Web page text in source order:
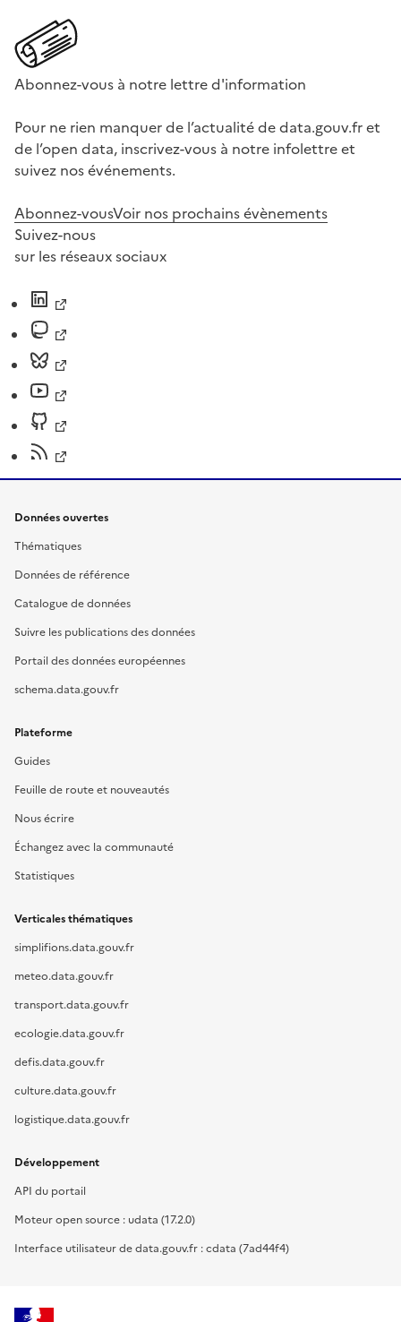
Abonnez-vous à notre lettre d'information
Pour ne rien manquer de l’actualité de data.gouv.fr et
de l’open data, inscrivez-vous à notre infolettre et
suivez nos événements.
Abonnez-vousVoir nos prochains évènements
Suivez-nous
sur les réseaux sociaux
Données ouvertes
Thématiques
Données de référence
Catalogue de données
Suivre les publications des données
Portail des données européennes
schema.data.gouv.fr
Plateforme
Guides
Feuille de route et nouveautés
Nous écrire
Échangez avec la communauté
Statistiques
Verticales thématiques
simplifions.data.gouv.fr
meteo.data.gouv.fr
transport.data.gouv.fr
ecologie.data.gouv.fr
defis.data.gouv.fr
culture.data.gouv.fr
logistique.data.gouv.fr
Développement
API du portail
Moteur open source : udata (17.2.0)
Interface utilisateur de data.gouv.fr : cdata (7ad44f4)